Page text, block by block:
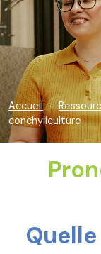
Accueil
conchyliculture